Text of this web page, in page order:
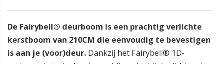
De Fairybell® deurboom is een prachtig verlichte
kerstboom van 210CM die eenvoudig te bevestigen
is aan je (voor)deur. Dankzij het Fairybell® 1D-